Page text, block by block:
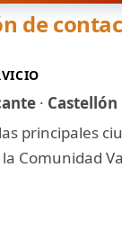
de
· Castellón
principales
Comunidad